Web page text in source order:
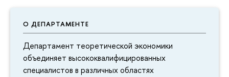
О ДЕПАРТАМЕНТЕ
Департамент теоретической экономики
объединяет высококвалифицированных
специалистов в различных областях